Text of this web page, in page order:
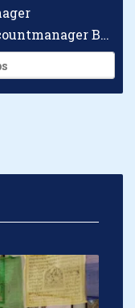
Checkpoint Systems Key Accountmanager Benelux